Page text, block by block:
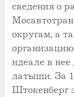
сведения о
округам, а
идеале в
латыши. За
Штокенберг